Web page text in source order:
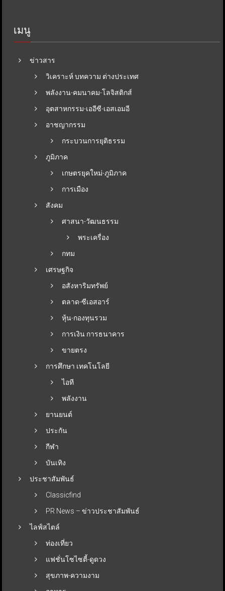
เมนู
ข่าวสาร
วิเคราะห์ บทความ ต่างประเทศ
พลังงาน-คมนาคม-โลจิสติกส์
อุตสาหกรรม-เออีซี-เอสเอมอี
อาชญากรรม
กระบวนการยุติธรรม
ภูมิภาค
เกษตรยุคใหม่-ภูมิภาค
การเมือง
สังคม
ศาสนา-วัฒนธรรม
พระเครื่อง
กทม
เศรษฐกิจ
อสังหาริมทรัพย์
ตลาด-ซีเอสอาร์
หุ้น-กองทุนรวม
การเงิน การธนาคาร
ขายตรง
การศึกษา เทคโนโลยี
ไอที
พลังงาน
ยานยนต์
ประกัน
กีฬา
บันเทิง
ประชาสัมพันธ์
Classicfind
PR News – ข่าวประชาสัมพันธ์
ไลฟ์สไตล์
ท่องเที่ยว
แฟชั่นโซไซตี้-ดูดวง
สุขภาพ-ความงาม